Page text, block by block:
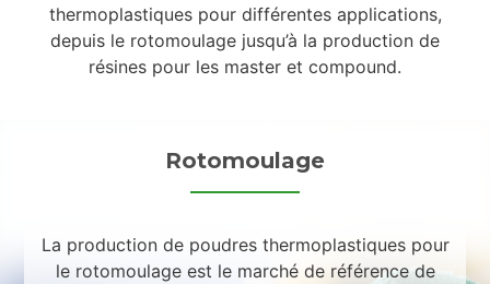
thermoplastiques pour différentes applications,
depuis le rotomoulage jusqu’à la production de
résines pour les master et compound.
Rotomoulage
La production de poudres thermoplastiques pour
le rotomoulage est le marché de référence de